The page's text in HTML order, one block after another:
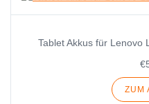
Tablet Akkus für Lenovo
ZUM